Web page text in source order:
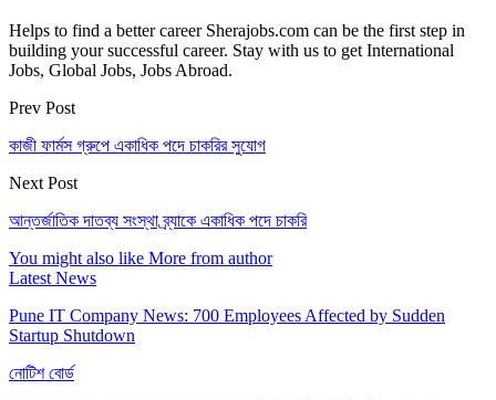
Helps to find a better career Sherajobs.com can be the first step in
building your successful career. Stay with us to get International
Jobs, Global Jobs, Jobs Abroad.
Prev Post
কাজী ফার্মস গ্রুপে একাধিক পদে চাকরির সুযোগ
Next Post
আন্তর্জাতিক দাতব্য সংস্থা ব্র্যাকে একাধিক পদে চাকরি
You might also like More from author
Latest News
Pune IT Company News: 700 Employees Affected by Sudden
Startup Shutdown
নোটিশ বোর্ড